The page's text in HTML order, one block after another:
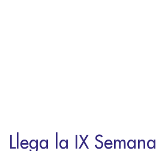
Llega la IX Semana